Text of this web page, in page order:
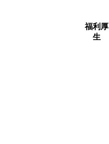
福利厚
生